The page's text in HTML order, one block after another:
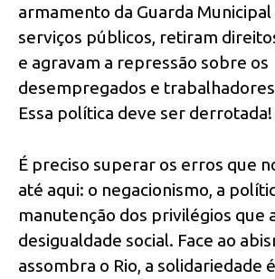
armamento da Guarda
serviços públicos, retiram
e agravam a repressão sobre os
desempregados e
Essa política deve ser derrotada!
É preciso superar os erros que
até aqui: o negacionismo, a
manutenção dos privilégios que
desigualdade social. Face ao
assombra o Rio, a solidariedade